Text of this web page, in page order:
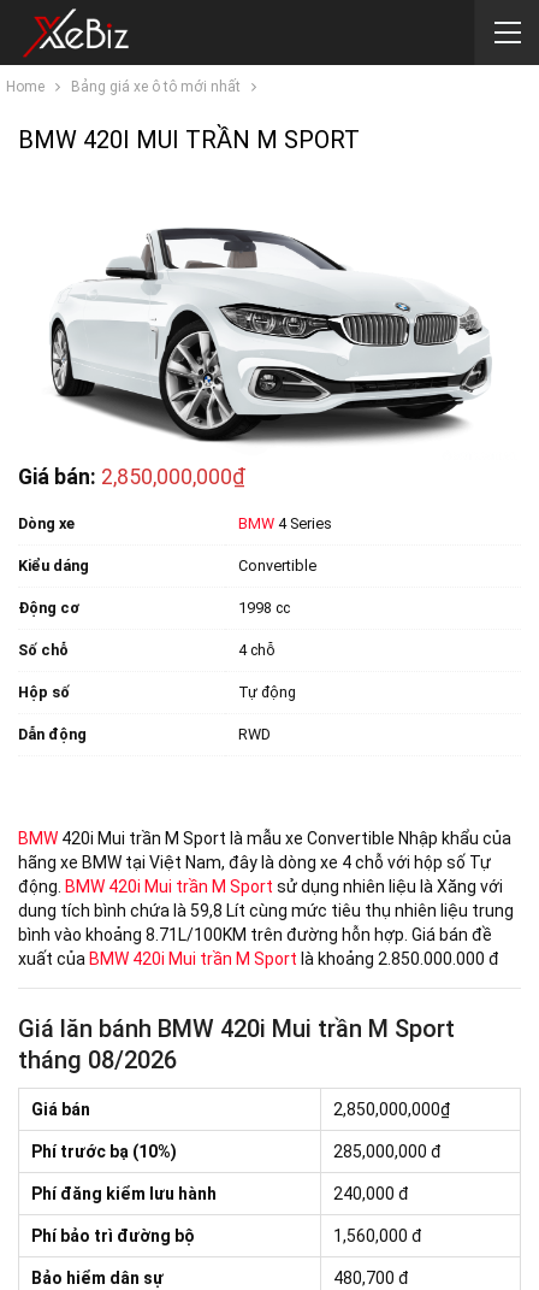
Home Bảng giá xe ô tô mới nhất
BMW 420I MUI TRẦN M SPORT
Giá bán: 2,850,000,000₫
Dòng xe BMW4 Series
Kiểu dáng Convertible
Động cơ 1998 cc
Số chỗ 4 chỗ
Hộp số Tự động
Dẫn động RWD
BMW 420i Mui trần M Sport là mẫu xe Convertible Nhập khẩu của
hãng xe BMW tại Việt Nam, đây là dòng xe 4 chỗ với hộp số Tự
động. BMW 420i Mui trần M Sport sử dụng nhiên liệu là Xăng với
dung tích bình chứa là 59,8 Lít cùng mức tiêu thụ nhiên liệu trung
bình vào khoảng 8.71L/100KM trên đường hỗn hợp. Giá bán đề
xuất của BMW 420i Mui trần M Sport là khoảng 2.850.000.000 đ
Giá lăn bánh BMW 420i Mui trần M Sport
tháng 08/2026
Giá bán 2,850,000,000₫
Phí trước bạ (10%) 285,000,000 đ
Phí đăng kiểm lưu hành 240,000 đ
Phí bảo trì đường bộ 1,560,000 đ
Bảo hiểm dân sự 480,700 đ